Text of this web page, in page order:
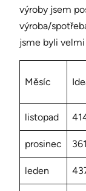
výroby jsem
výroba/
jsme byli
Měsíc
listopad
prosinec 361
leden